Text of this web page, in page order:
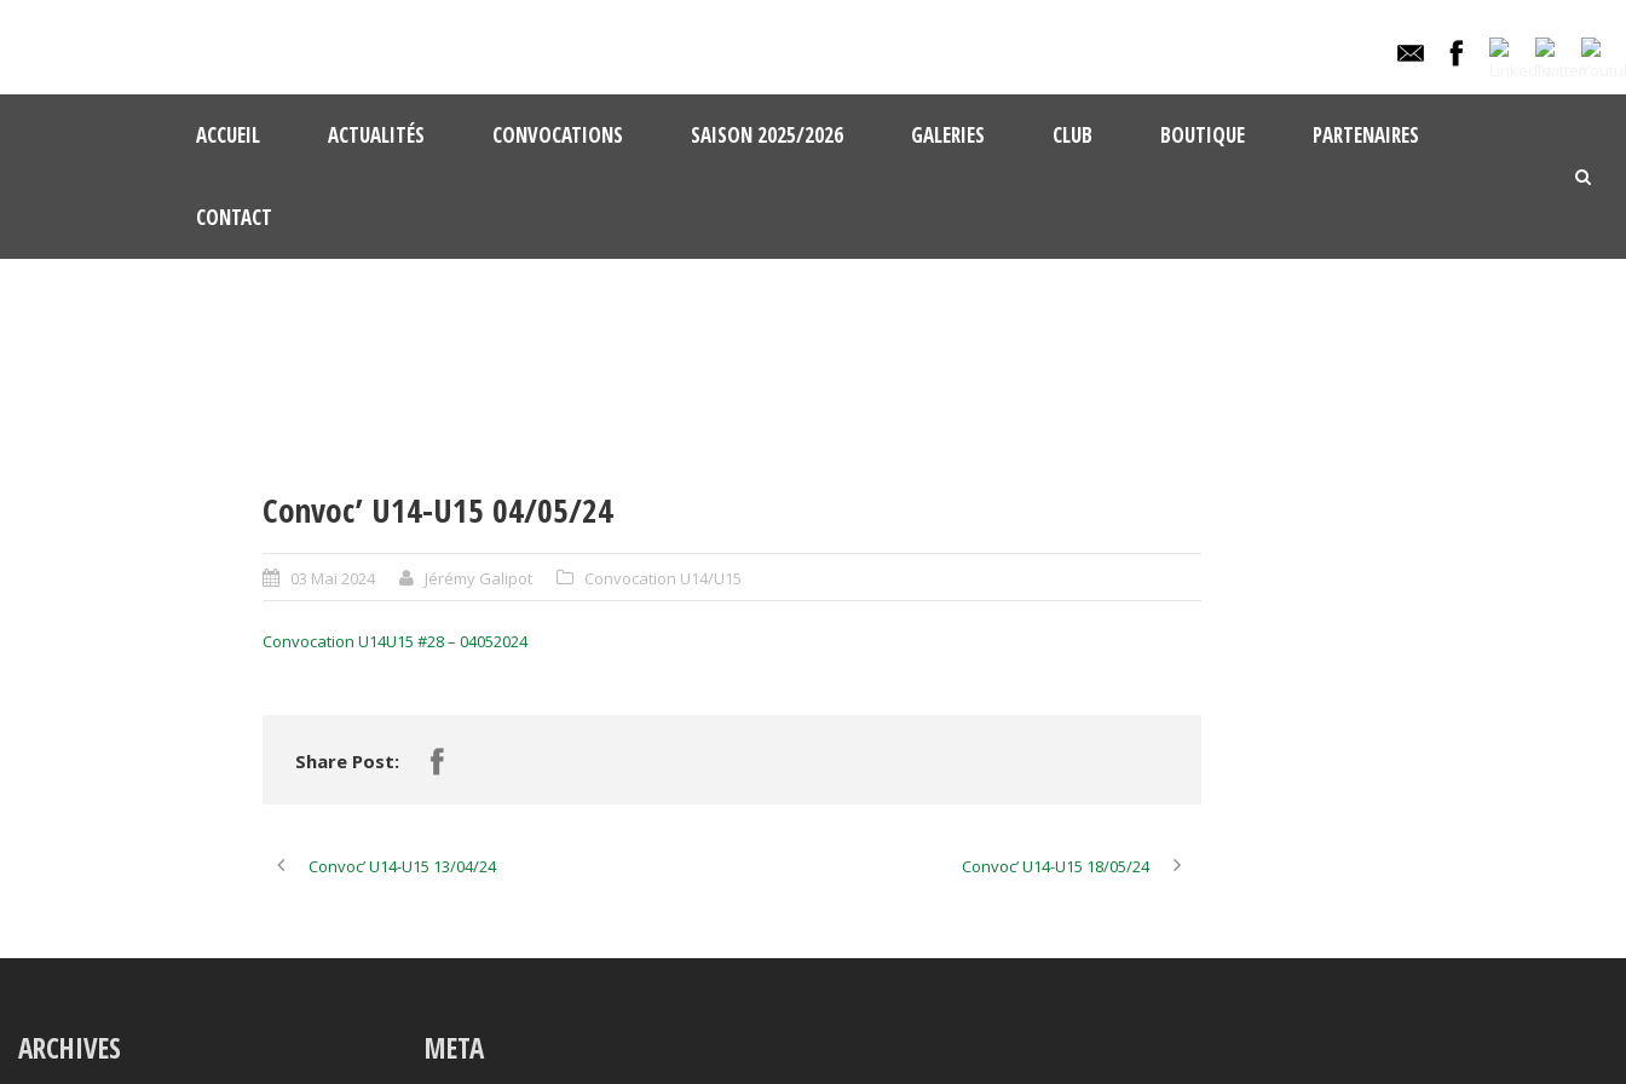
ACCUEIL ACTUALITÉS CONVOCATIONS SAISON 2025/2026 GALERIES CLUB BOUTIQUE PARTENAIRES
CONTACT
Convoc’ U14-U15 04/05/24
03 Mai 2024 Jérémy Galipot Convocation U14/U15
Convocation U14U15 #28 – 04052024
Share Post:
Convoc’ U14-U15 13/04/24 Convoc’ U14-U15 18/05/24
ARCHIVES META